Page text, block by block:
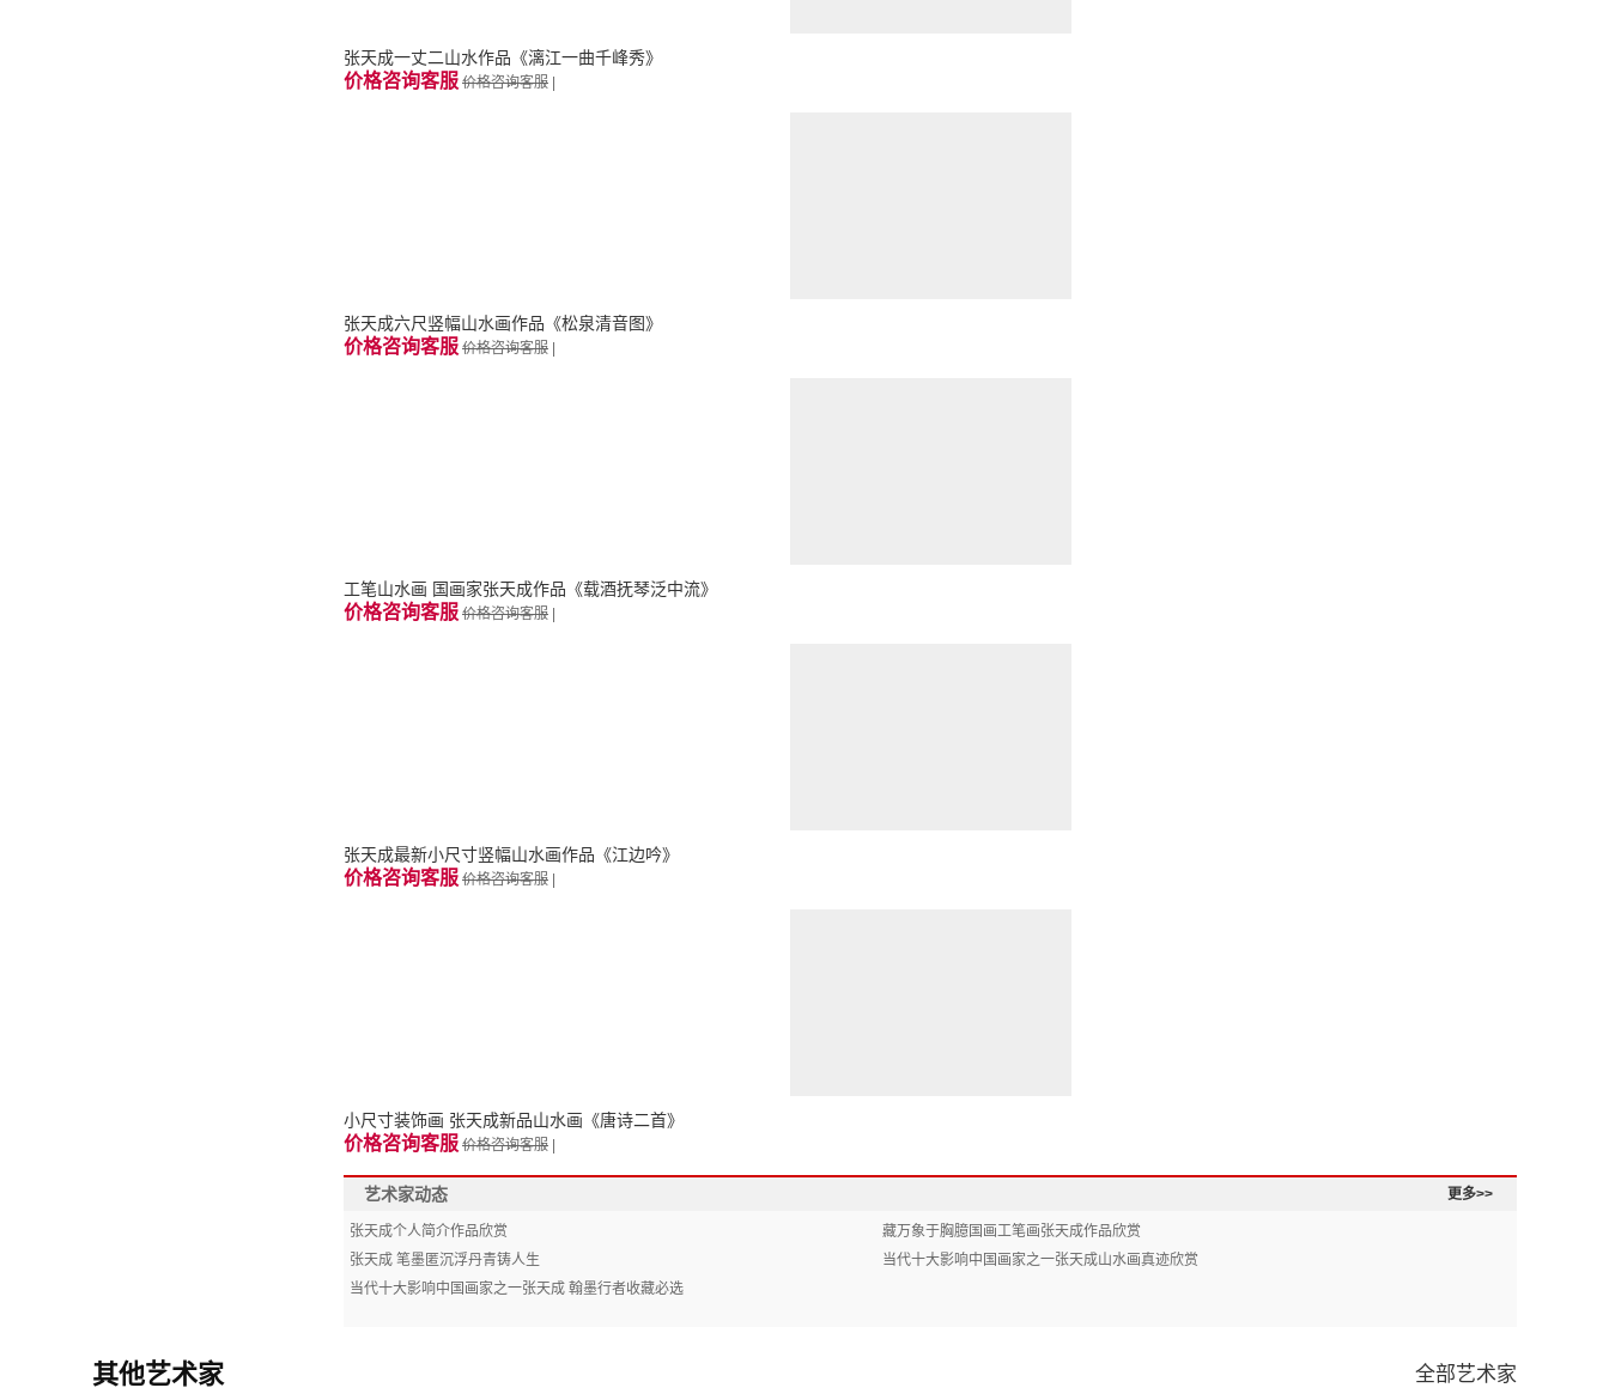
张天成一丈二山水作品《漓江一曲千峰秀》
价格咨询客服 价格咨询客服
张天成六尺竖幅山水画作品《松泉清音图》
价格咨询客服 价格咨询客服
工笔山水画 国画家张天成作品《载酒抚琴泛中流》
价格咨询客服 价格咨询客服
张天成最新小尺寸竖幅山水画作品《江边吟》
价格咨询客服 价格咨询客服
小尺寸装饰画 张天成新品山水画《唐诗二首》
价格咨询客服 价格咨询客服
艺术家动态 更多>>
张天成个人简介作品欣赏
藏万象于胸臆国画工笔画张天成作品欣赏
张天成 笔墨匿沉浮丹青铸人生
当代十大影响中国画家之一张天成山水画真迹欣赏
当代十大影响中国画家之一张天成 翰墨行者收藏必选
其他艺术家 全部艺术家